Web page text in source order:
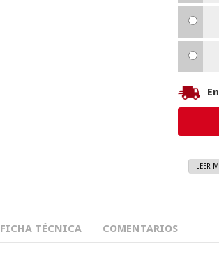
LEER
FICHA TÉCNICA COMENTARIOS